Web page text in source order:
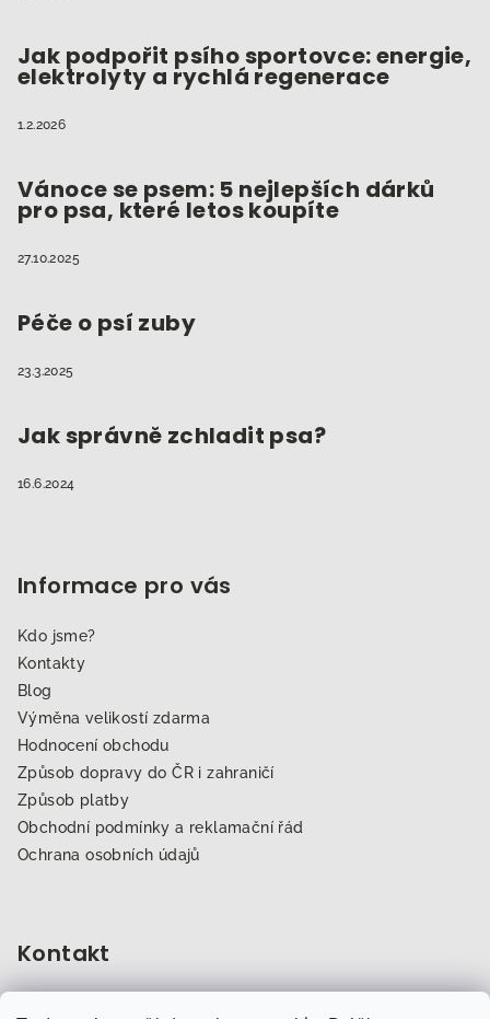
Jak podpořit psího sportovce: energie,
elektrolyty a rychlá regenerace
1.2.2026
Vánoce se psem: 5 nejlepších dárků
pro psa, které letos koupíte
27.10.2025
Péče o psí zuby
23.3.2025
Jak správně zchladit psa?
16.6.2024
Informace pro vás
Kdo jsme?
Kontakty
Blog
Výměna velikostí zdarma
Hodnocení obchodu
Způsob dopravy do ČR i zahraničí
Způsob platby
Obchodní podmínky a reklamační řád
Ochrana osobních údajů
Kontakt